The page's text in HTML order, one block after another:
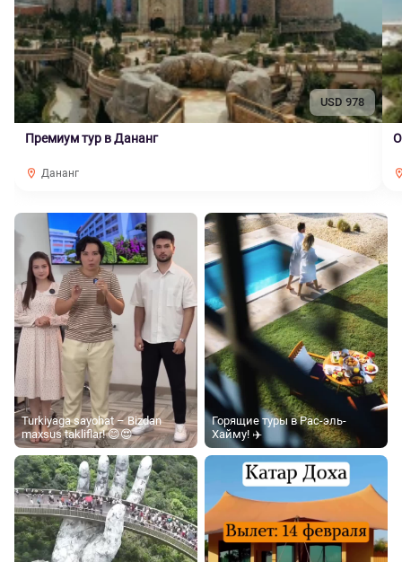
USD 978
Премиум тур в Дананг
Дананг
Turkiyaga sayohat – Bizdan
maxsus takliflar! 😊😍
Горящие туры в Рас-эль-
Хайму! ✈️